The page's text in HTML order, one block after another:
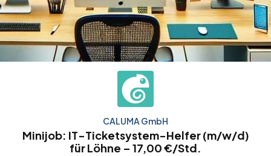
CALUMA GmbH
Minijob: IT-Ticketsystem-Helfer (m/w/d)
für Löhne – 17,00 €/Std.